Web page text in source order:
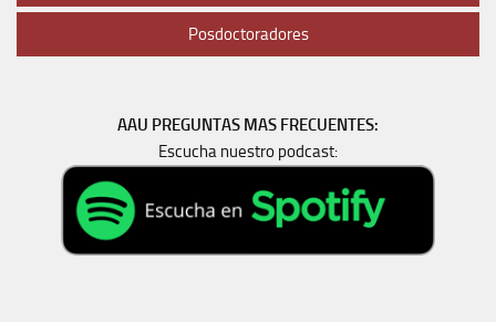
Posdoctoradores
AAU PREGUNTAS MAS FRECUENTES:
Escucha nuestro podcast: